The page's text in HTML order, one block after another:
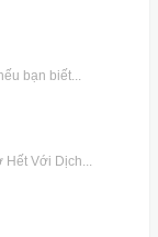
bạn biết...
Với Dịch...